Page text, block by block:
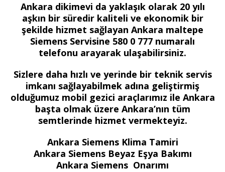
Ankara dikimevi da yaklaşık olarak 20 yılı
aşkın bir süredir kaliteli ve ekonomik bir
şekilde hizmet sağlayan Ankara maltepe
Siemens Servisine 580 0 777 numaralı
telefonu arayarak ulaşabilirsiniz.
Sizlere daha hızlı ve yerinde bir teknik servis
imkanı sağlayabilmek adına geliştirmiş
olduğumuz mobil gezici araçlarımız ile Ankara
başta olmak üzere Ankara’nın tüm
semtlerinde hizmet vermekteyiz.
Ankara Siemens Klima Tamiri
Ankara Siemens Beyaz Eşya Bakımı
Ankara Siemens Onarımı